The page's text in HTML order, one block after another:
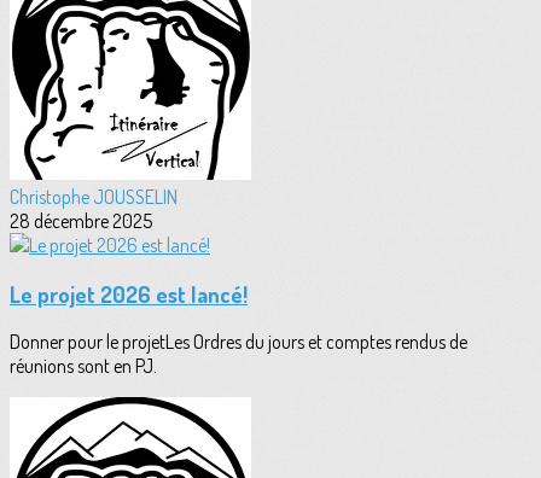
Christophe JOUSSELIN
28 décembre 2025
Le projet 2026 est lancé!
Donner pour le projetLes Ordres du jours et comptes rendus de
réunions sont en PJ.